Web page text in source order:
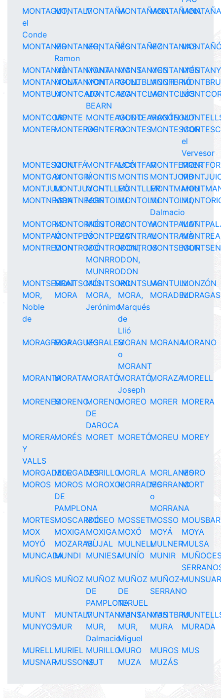
MONTAGUT,
el
Conde
MONTALTMONTAÑAMONTAÑANAMONTAÑANA
MONTANERMONTANER,
Ramon
MONTAÑÉSMONTAÑEZMONTANIAS
MONTANYÀMONTANYANAMONTANYANSMONTANYESMONTANYÉS
MONTANYOLAMONTANYONMONTARGULLMONTBLANCH
MONTBRIÓMONTBRU
MONTBUYMONTCADAMONTCADA-
BEARN
MONTCLARMONTCLÚS
MONTCORPMONTE MONTEAGUDOMONTEARAGÓN
MONTEGUT
MONTERMONTERDEMONTEROMONTESMONTESCOR
el
Vervesor
MONTESQUIU
MONTFÁMONTFALCÓMONTFARMONTFERRER
MONTGAYMONTGRÍMONTIS MONTIS MONTJORB
MONTJULIMONTJUYCHMONTLLEÓMONTLLERMONTMANIU
MONTNEGRAMONTNEGREMONTOLIUMONTOLIUMONTOLIU,
Dalmacio
MONTORISMONTORNÉSMONTOROMONTOYAMONTPALAT
MONTPAÓMONTPEÓMONTPEZATMONTRALMONTRAVÀ
MONTREDONMONTRODÓMONTRODON,
MONRRODON,
MUNRRODON
MONTROSMONTSEGUR
MONTSERRATMONTSONÍSMONTSORIUMONTSUARMONTULLMONZÓN
MOR,
Noble
de
MORA
MORA,
Jerónimo
MORA,
Marqués
de
Llió
MORADELLMORAGAS
MORAGREGAMORAGUESMORALESMORAN
o
MORANT
MORANAMORANO
MORANTAMORATAMORATÓMORATÓ,
Joseph
MORAZAMORELL
MORENESMORENOMORENO
DE
DAROCA
MOREO MORER MORERA
MORERA
Y
VALLS
MORÉS MORET MORETÓMOREU MOREY
MORGADELLMORGADESMORILLOMORLA MORLANESMORO
MOROS MOROS
DE
PAMPLONA
MOROXOLMORRADESMORRANO
o
MORRANA
MORT
MORTESMOSCARDÓMOSEO MOSSETMOSSO MOUSBAR
MOX
MOXIGAMOXIGAMOXÓ MOYÁ
MOYA
MOYÓ
MOZARABÍMUJAL MULNELLMULNERMULSA
MUNCADAMUNDI MUNIESAMUNÍO MUNIR
MUÑOS MUÑOZ MUÑOZ
DE
PAMPLONA
MUÑOZ
DE
TERUEL
MUÑOZ-
SERRANO
MUNT MUNTALTMUNTANYANSMUNTANYASMUNTBRU
MUNYOSMUR
MUR,
Dalmacio
MUR,
Miguel
MURA MURADA
MURELLMURIEL MURILLOMURO MUROS MUS
MUSNARMUSSONSMUT MUZA MUZÁS